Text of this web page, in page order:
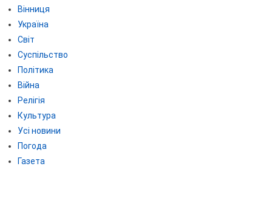
Вінниця
Україна
Світ
Суспільство
Політика
Війна
Релігія
Культура
Усі новини
Погода
Газета